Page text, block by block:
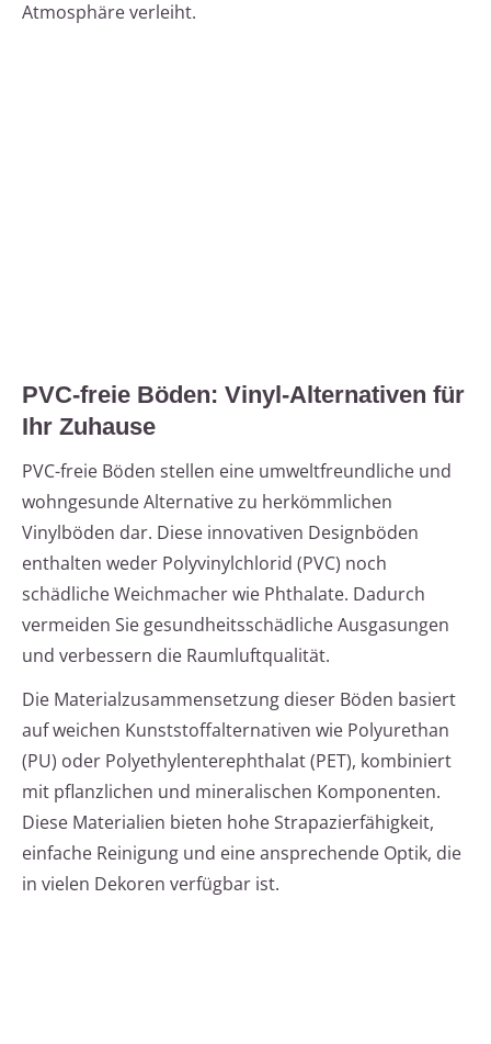
Atmosphäre verleiht.
PVC-freie Böden: Vinyl-Alternativen für
Ihr Zuhause
PVC-freie Böden stellen eine umweltfreundliche und
wohngesunde Alternative zu herkömmlichen
Vinylböden dar. Diese innovativen Designböden
enthalten weder Polyvinylchlorid (PVC) noch
schädliche Weichmacher wie Phthalate. Dadurch
vermeiden Sie gesundheitsschädliche Ausgasungen
und verbessern die Raumluftqualität.
Die Materialzusammensetzung dieser Böden basiert
auf weichen Kunststoffalternativen wie Polyurethan
(PU) oder Polyethylenterephthalat (PET), kombiniert
mit pflanzlichen und mineralischen Komponenten.
Diese Materialien bieten hohe Strapazierfähigkeit,
einfache Reinigung und eine ansprechende Optik, die
in vielen Dekoren verfügbar ist.